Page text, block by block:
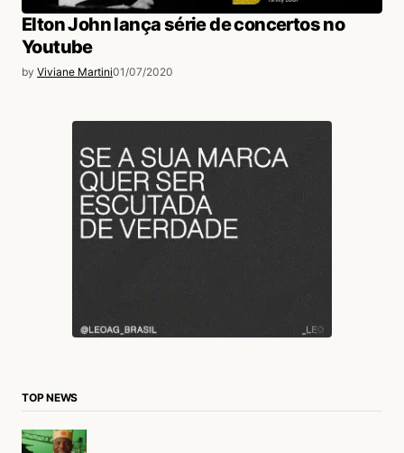
Elton John lança série de concertos no
Youtube
by Viviane Martini01/07/2020
TOP NEWS